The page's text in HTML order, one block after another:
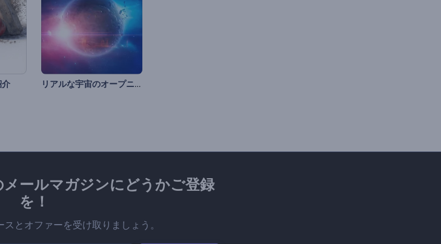
リアルな宇宙のオープニング動画
ールマガジンにどうかご登録
を！
とオファーを受け取りましょう。